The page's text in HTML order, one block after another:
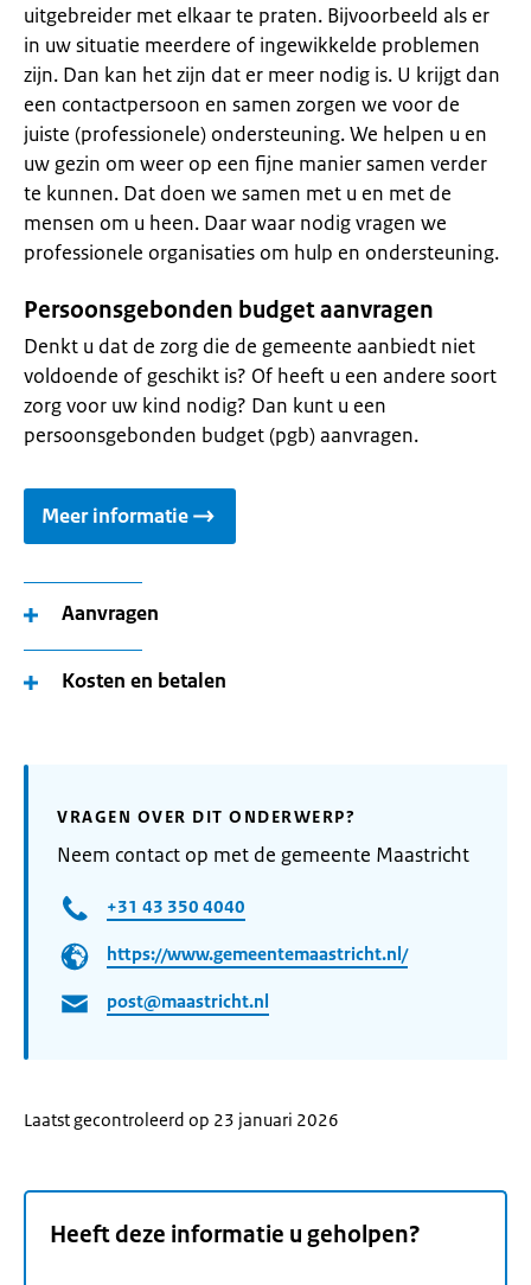
uitgebreider met elkaar te praten. Bijvoorbeeld als er
in uw situatie meerdere of ingewikkelde problemen
zijn. Dan kan het zijn dat er meer nodig is. U krijgt dan
een contactpersoon en samen zorgen we voor de
juiste (professionele) ondersteuning. We helpen u en
uw gezin om weer op een fijne manier samen verder
te kun­nen. Dat doen we samen met u en met de
mensen om u heen. Daar waar nodig vragen we
professionele organisaties om hulp en ondersteuning.
Persoonsgebonden budget aanvragen
Denkt u dat de zorg die de gemeente aanbiedt niet
voldoende of geschikt is? Of heeft u een andere soort
zorg voor uw kind nodig? Dan kunt u een
persoonsgebonden budget (pgb) aanvragen.
Meer informatie
Aanvragen
Kosten en betalen
VRAGEN OVER DIT ONDERWERP?
Neem contact op met de gemeente Maastricht
+31 43 350 4040
https://www.gemeentemaastricht.nl/
post@maastricht.nl
Laatst gecontroleerd op 23 januari 2026
Heeft deze informatie u geholpen?